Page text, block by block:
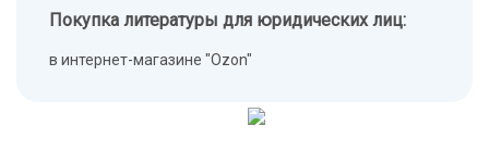
Покупка литературы для юридических лиц:
в интернет-магазине "Ozon"